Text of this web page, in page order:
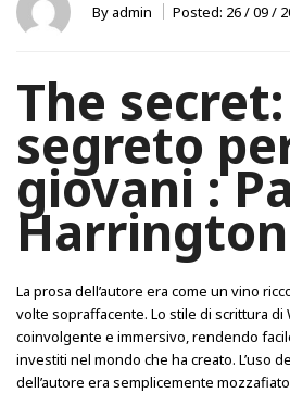
By admin Posted: 26 / 09 /
The
segreto
giovani :
Harrington
La prosa dell’autore era come un vino
volte sopraffacente. Lo stile di scrittura di
coinvolgente e immersivo, rendendo
investiti nel mondo che ha creato. L’uso
dell’autore era semplicemente